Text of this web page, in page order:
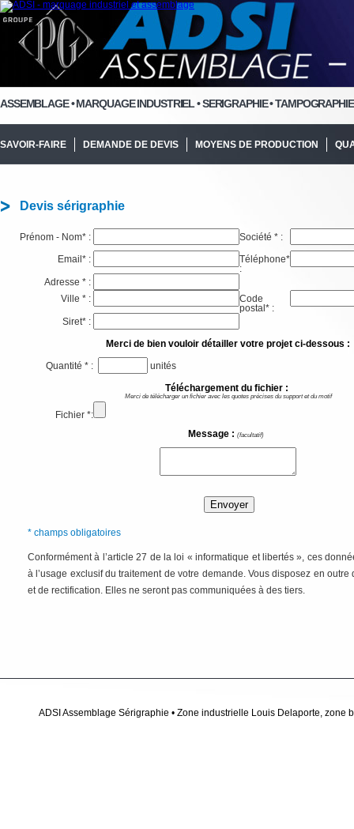
ASSEMBLAGE•MARQUAGE INDUSTRIEL • SERIGRAPHIE • TAMPOGRAPHIE
SAVOIR-FAIRE DEMANDE DE DEVIS MOYENS DE PRODUCTION
Devis sérigraphie
Prénom - Nom* :
Société * :
Email* :
Téléphone*
:
Adresse * :
Ville * :
Code
postal* :
Siret* :
Merci de bien vouloir détailler votre projet ci-dessous :
Quantité * :
unités
Téléchargement du fichier :
Merci de télécharger un fichier avec les quotes précises du support et du motif
Fichier *:
Message : (facultatif)
* champs obligatoires
Conformément à l’article 27 de la loi « informatique et libertés », ces
à l’usage exclusif du traitement de votre demande. Vous disposez en outre
et de rectification. Elles ne seront pas communiquées à des tiers.
ADSI Assemblage Sérigraphie • Zone industrielle Louis Delaporte, zone